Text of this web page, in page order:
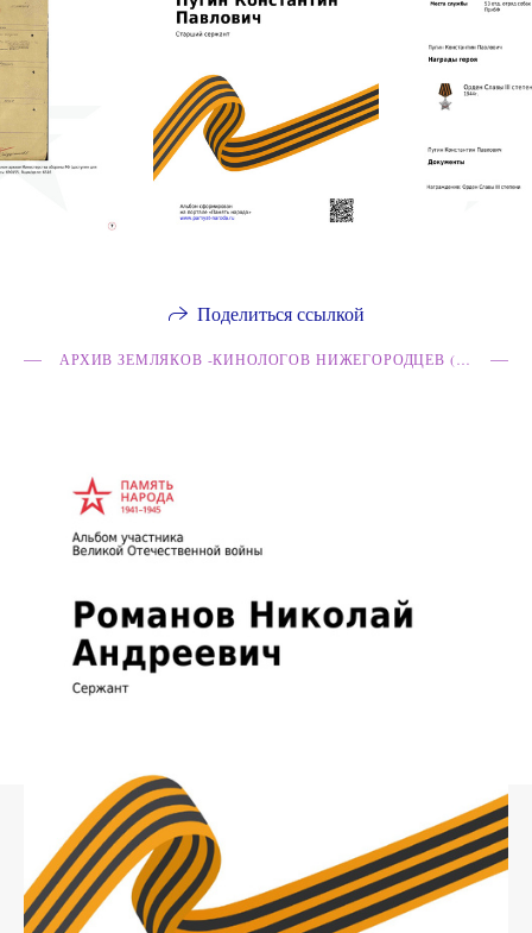
Поделиться ссылкой
АРХИВ ЗЕМЛЯКОВ -КИНОЛОГОВ НИЖЕГОРОДЦЕВ (ГОРЬКОВЧАН), ВОЕВАВШИХ В ГОДЫ ВОВ